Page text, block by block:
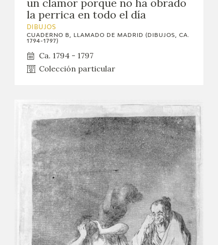
CATÁLOGO
GOYA EN EL MUNDO
PUBLICACIONES
TIENDA
TIENDA ONLINE
un clamor porque no ha obrado
la perrica en todo el día
DIBUJOS
CUADERNO B, LLAMADO DE MADRID (DIBUJOS, CA.
1794-1797)
Ca. 1794 - 1797
Colección particular